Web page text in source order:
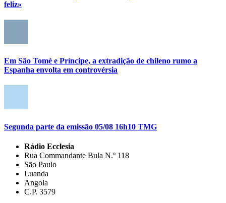
feliz»
Em São Tomé e Príncipe, a extradição de chileno rumo a
Espanha envolta em controvérsia
Segunda parte da emissão 05/08 16h10 TMG
Rádio Ecclesia
Rua Commandante Bula N.º 118
São Paulo
Luanda
Angola
C.P. 3579